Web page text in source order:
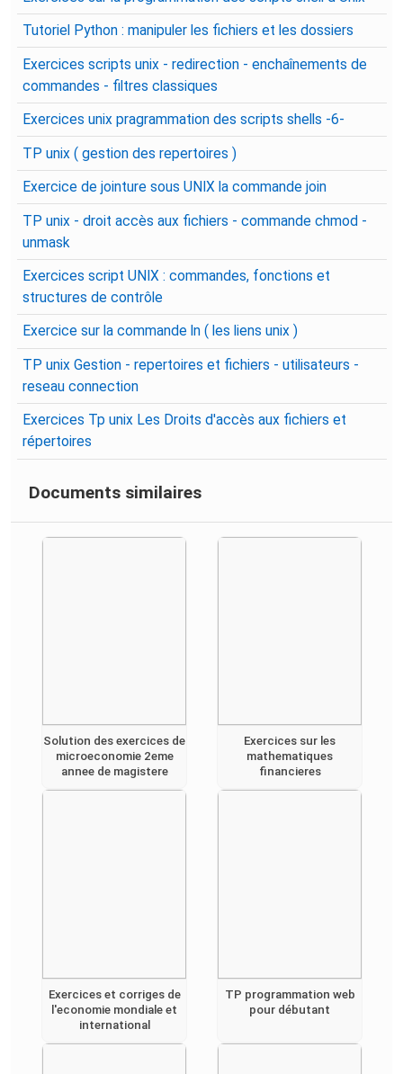
Tutoriel Python : manipuler les fichiers et les dossiers
Exercices scripts unix - redirection - enchaînements de
commandes - filtres classiques
Exercices unix pragrammation des scripts shells -6-
TP unix ( gestion des repertoires )
Exercice de jointure sous UNIX la commande join
TP unix - droit accès aux fichiers - commande chmod -
unmask
Exercices script UNIX : commandes, fonctions et
structures de contrôle
Exercice sur la commande ln ( les liens unix )
TP unix Gestion - repertoires et fichiers - utilisateurs -
reseau connection
Exercices Tp unix Les Droits d'accès aux fichiers et
répertoires
Documents similaires
Solution des exercices de
microeconomie 2eme
annee de magistere
Exercices sur les
mathematiques
financieres
Exercices et corriges de
l'economie mondiale et
international
TP programmation web
pour débutant